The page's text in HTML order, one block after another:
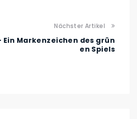
Nächster Artikel
Ein Markenzeichen des grün
en Spiels